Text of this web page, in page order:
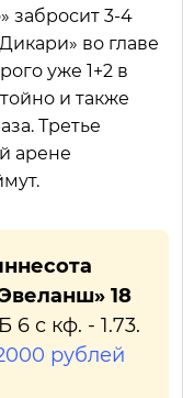
забросит 3-4
во главе
уже 1+2 в
и также
Третье
арене
поймут.
18
6 с кф. - 1.73.
рублей